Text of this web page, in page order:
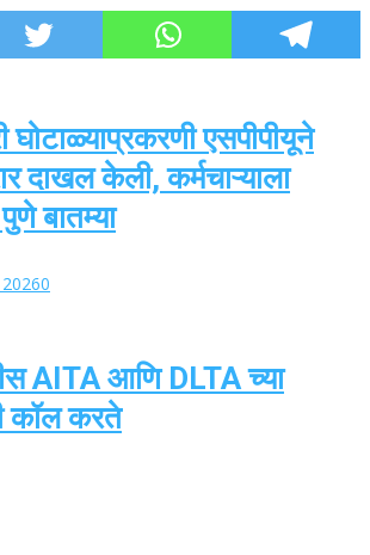
एसपीपीयूने
दाखल केली, कर्मचाऱ्याला
बातम्या
0
AITA आणि DLTA च्या
कॉल करते